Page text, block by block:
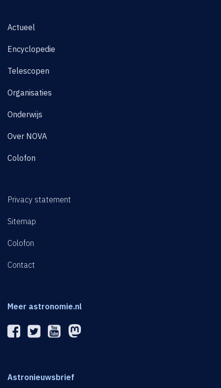
Actueel
Encyclopedie
Telescopen
Organisaties
Onderwijs
Over NOVA
Colofon
Privacy statement
Sitemap
Colofon
Contact
Meer astronomie.nl
Astronieuwsbrief